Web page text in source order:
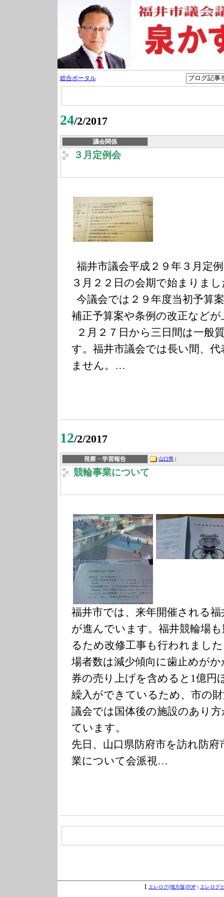
総合ポータル
24/2/2017
議会関係
３月定例会
福井市議会平成２９年３月定
３月２２日の会期で始まりま
今議会では２９年度当初予算
補正予算案や条例の改正など
２月２７日から三日間は一般
す。福井市議会では長い間、
ません。…
12/2/2017
視察・学習報告 山口県
競輪事業について
福井市では、来年開催される
が進んでいます。福井競輪場
るため改修工事も行われまし
場者数は減少傾向に歯止めが
券の売り上げを含めると1億円
繰入ができているため、市の
議会では国体後の施設のあり
ています。
先日、山口県防府市を訪れ防
業について会派視…
【 エレログ(地方版)TOP | エレログ